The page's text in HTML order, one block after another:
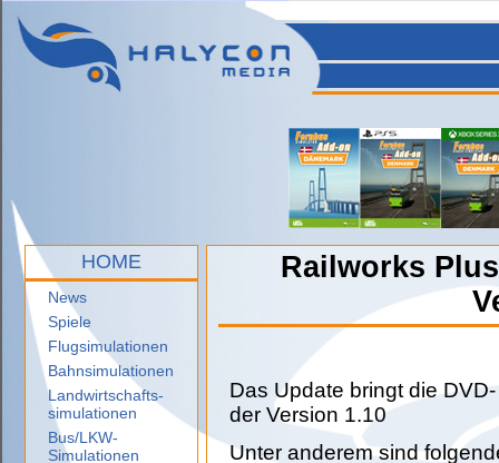
HOME
News
Spiele
Flugsimulationen
Bahnsimulationen
Landwirtschafts-
simulationen
Bus/LKW-
Simulationen
Railworks
Das Update bringt die
der Version 1.10
Unter anderem sind